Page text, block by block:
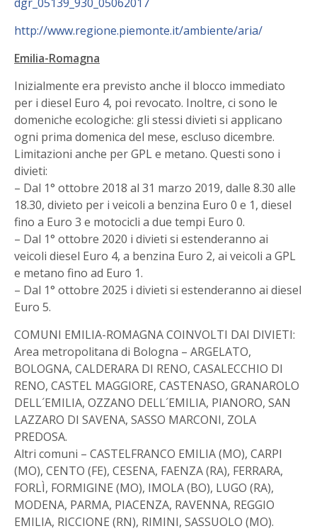
http://www.regione.piemonte.it/ambiente/aria/
Emilia-Romagna
Inizialmente era previsto anche il blocco immediato
per i diesel Euro 4, poi revocato. Inoltre, ci sono le
domeniche ecologiche: gli stessi divieti si applicano
ogni prima domenica del mese, escluso dicembre.
Limitazioni anche per GPL e metano. Questi sono i
divieti:
– Dal 1° ottobre 2018 al 31 marzo 2019, dalle 8.30 alle
18.30, divieto per i veicoli a benzina Euro 0 e 1, diesel
fino a Euro 3 e motocicli a due tempi Euro 0.
– Dal 1° ottobre 2020 i divieti si estenderanno ai
veicoli diesel Euro 4, a benzina Euro 2, ai veicoli a GPL
e metano fino ad Euro 1.
– Dal 1° ottobre 2025 i divieti si estenderanno ai diesel
Euro 5.
COMUNI EMILIA-ROMAGNA COINVOLTI DAI DIVIETI:
Area metropolitana di Bologna – ARGELATO,
BOLOGNA, CALDERARA DI RENO, CASALECCHIO DI
RENO, CASTEL MAGGIORE, CASTENASO, GRANAROLO
DELL´EMILIA, OZZANO DELL´EMILIA, PIANORO, SAN
LAZZARO DI SAVENA, SASSO MARCONI, ZOLA
PREDOSA.
Altri comuni – CASTELFRANCO EMILIA (MO), CARPI
(MO), CENTO (FE), CESENA, FAENZA (RA), FERRARA,
FORLÌ, FORMIGINE (MO), IMOLA (BO), LUGO (RA),
MODENA, PARMA, PIACENZA, RAVENNA, REGGIO
EMILIA, RICCIONE (RN), RIMINI, SASSUOLO (MO).